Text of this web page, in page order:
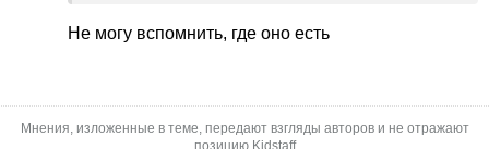
Не могу вспомнить, где оно есть
Мнения, изложенные в теме, передают взгляды авторов и не отражают